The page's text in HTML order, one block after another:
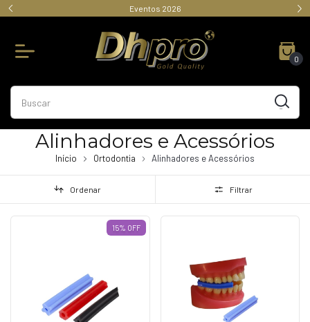
Eventos 2026
0
Alinhadores e Acessórios
Início Ortodontia Alinhadores e Acessórios
Ordenar Filtrar
15% OFF